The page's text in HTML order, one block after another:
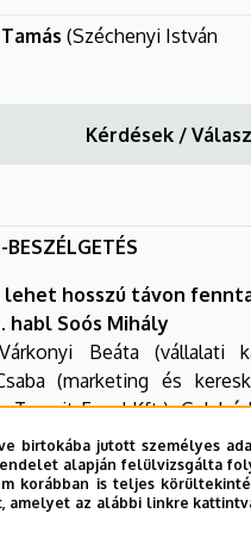
(Széchenyi István
Kérdések /
lehet hosszú távon
habl Soós Mihály
Várkonyi Beáta (vállalati
(marketing és
Tranzit Food Kft.),
(tanszékvezető - DE
birtokába jutott személyes
alapján felülvizsgálta
korábban is teljes
amelyet az alábbi linkre